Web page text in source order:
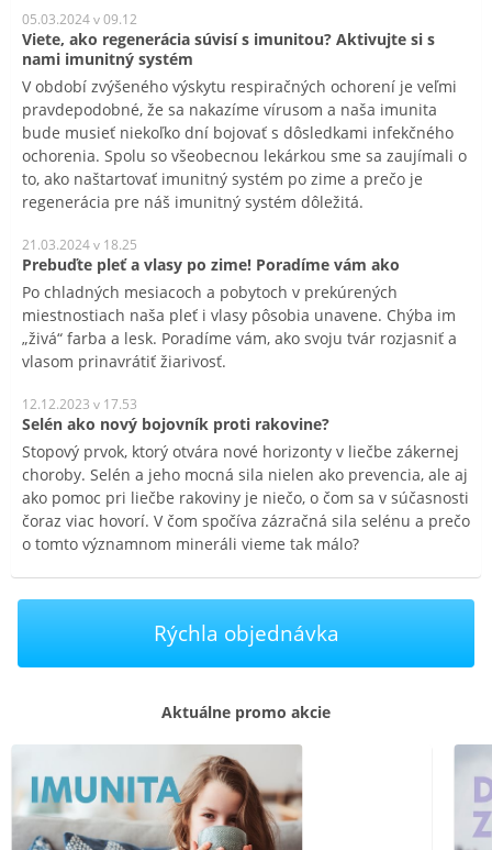
05.03.2024 v 09.12
Viete, ako regenerácia súvisí s imunitou? Aktivujte si s
nami imunitný systém
V období zvýšeného výskytu respiračných ochorení je veľmi
pravdepodobné, že sa nakazíme vírusom a naša imunita
bude musieť niekoľko dní bojovať s dôsledkami infekčného
ochorenia. Spolu so všeobecnou lekárkou sme sa zaujímali o
to, ako naštartovať imunitný systém po zime a prečo je
regenerácia pre náš imunitný systém dôležitá.
21.03.2024 v 18.25
Prebuďte pleť a vlasy po zime! Poradíme vám ako
Po chladných mesiacoch a pobytoch v prekúrených
miestnostiach naša pleť i vlasy pôsobia unavene. Chýba im
„živá“ farba a lesk. Poradíme vám, ako svoju tvár rozjasniť a
vlasom prinavrátiť žiarivosť.
12.12.2023 v 17.53
Selén ako nový bojovník proti rakovine?
Stopový prvok, ktorý otvára nové horizonty v liečbe zákernej
choroby. Selén a jeho mocná sila nielen ako prevencia, ale aj
ako pomoc pri liečbe rakoviny je niečo, o čom sa v súčasnosti
čoraz viac hovorí. V čom spočíva zázračná sila selénu a prečo
o tomto významnom mineráli vieme tak málo?
Rýchla objednávka
Aktuálne promo akcie